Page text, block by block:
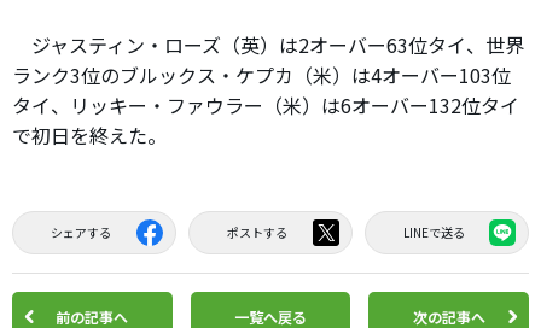
ジャスティン・ローズ（英）は2オーバー63位タイ、世界
ランク3位のブルックス・ケプカ（米）は4オーバー103位
タイ、リッキー・ファウラー（米）は6オーバー132位タイ
で初日を終えた。
シェアする ポストする LINEで送る
前の記事へ 一覧へ戻る 次の記事へ